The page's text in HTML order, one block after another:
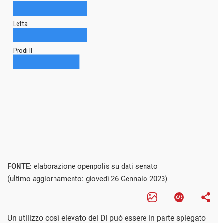
FONTE: elaborazione openpolis su dati senato
(ultimo aggiornamento: giovedì 26 Gennaio 2023)
Un utilizzo così elevato dei Dl può essere in parte spiegato